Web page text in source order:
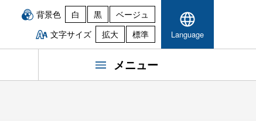
背景色 白 黒
ベージュ
文字サイズ
拡大 標準 Language
メニュー